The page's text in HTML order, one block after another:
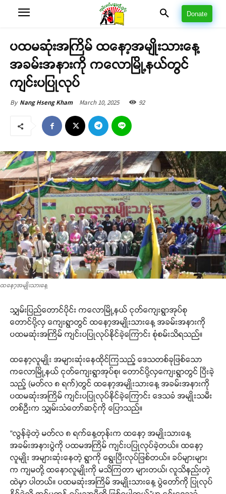
Donate
ပထမဆုံးအကြိမ် ထနော့အမျိုးသားနေ့
အခမ်းအနားကို ကလောမြို့နယ်တွင်
ကျင်းပပြုလုပ်
By Nang Hseng Kham March 10, 2025 92
ထနော့အမျိုးသားနေ့
သျှမ်းပြည်တောင်ပိုင်း ကလောမြို့နယ် ငုတ်ကျေးရွာအုပ်စု
တောင်ပို့လှ ကျေးရွာတွင် ထနော့အမျိုးသားနေ့ အခမ်းအနားကို
ပထမဆုံးအကြိမ် ကျင်းပပြုလုပ်နိုင်ခဲ့ကြောင်း စုံစမ်းသိရသည်။
ထနော့လူမျိုး အများဆုံးနေထိုင်ကြသည့် ဒေသတစ်ခုဖြစ်သော
ကလောမြို့နယ် ငုတ်ကျေးရွာအုပ်စု၊ တောင်ပို့လှကျေးရွာတွင် ပြီးခဲ့
သည့် (မတ်လ ၈ ရက်)တွင် ထနော့အမျိုးသားနေ့ အခမ်းအနားကို
ပထမဆုံးအကြိမ် ကျင်းပပြုလုပ်နိုင်ခဲ့ကြောင်း ဒေသခံ အမျိုးသမီး
တစ်ဦးက သျှမ်းသံတော်ဆင့်ကို ပြောသည်။
“လွန်ခဲ့တဲ့ မတ်လ ၈ ရက်နေ့တုန်းက ထနော့ အမျိုးသားနေ့
အခမ်းအနားပွဲကို ပထမအကြိမ် ကျင်းပပြုလုပ်ခဲ့တယ်။ ထနော့
လူမျိုး အများဆုံးနေတဲ့ ရွာကို ရွေးပြီးလုပ်ဖြစ်တယ်။ ခပ်များများ
က ကျမတို့ ထနောလူမျိုးကို မသိကြတာ များတယ်၊ လူသိနည်းတဲ့
ထဲမှာ ပါတယ်။ ပထမဆုံးအကြိမ် အမျိုးသားနေ့ ပွဲတော်ကို ပြုလုပ်